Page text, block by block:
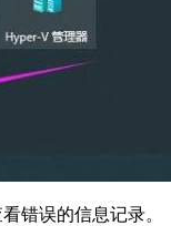
错误的信息记录。